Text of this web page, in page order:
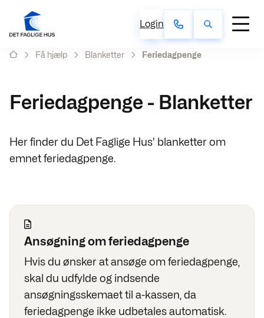
Login
Få hjælp Blanketter Feriedagpenge
Feriedagpenge - Blanketter
Her finder du Det Faglige Hus' blanketter om
emnet feriedagpenge.
Ansøgning om feriedagpenge
Hvis du ønsker at ansøge om feriedagpenge,
skal du udfylde og indsende
ansøgningsskemaet til a-kassen, da
feriedagpenge ikke udbetales automatisk.